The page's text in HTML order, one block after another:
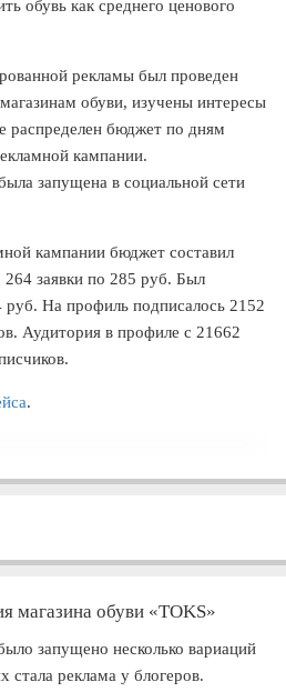
обувь как среднего ценового
рекламы был проведен
обуви, изучены интересы
распределен бюджет по дням
кампании.
запущена в социальной сети
кампании бюджет составил
заявки по 285 руб. Был
руб. На профиль подписалось 2152
Аудитория в профиле с 21662
.
магазина обуви «TOKS»
запущено несколько вариаций
реклама у блогеров.